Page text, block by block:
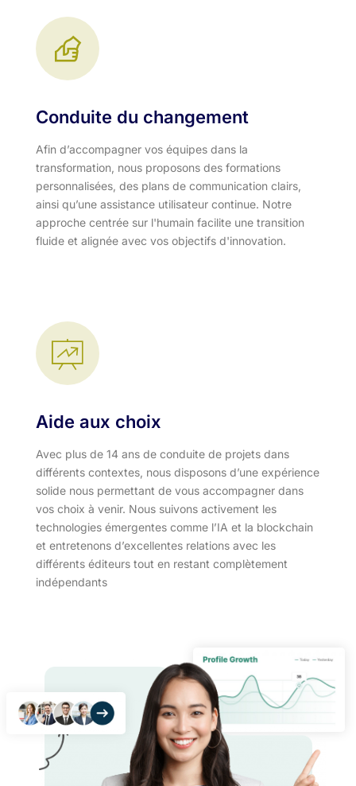
Conduite du changement
Afin d’accompagner vos équipes dans la
transformation, nous proposons des formations
personnalisées, des plans de communication clairs,
ainsi qu’une assistance utilisateur continue. Notre
approche centrée sur l'humain facilite une transition
fluide et alignée avec vos objectifs d'innovation.​
Aide aux choix
Avec plus de 14 ans de conduite de projets dans
différents contextes, nous disposons d’une expérience
solide nous permettant de vous accompagner dans
vos choix à venir. Nous suivons activement les
technologies émergentes comme l’IA et la blockchain
et entretenons d’excellentes relations avec les
différents éditeurs tout en restant complètement
indépendants